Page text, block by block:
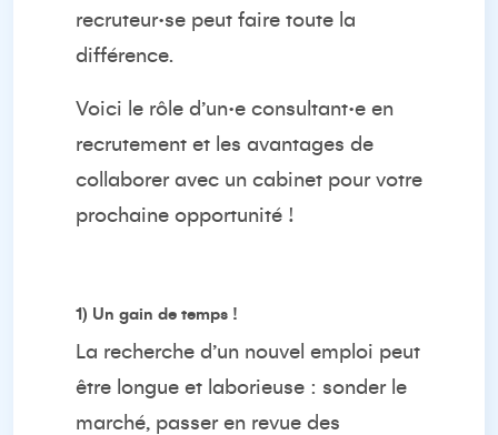
recruteur·se peut faire toute la
différence.
Voici le rôle d’un·e consultant·e en
recrutement et les avantages de
collaborer avec un cabinet pour votre
prochaine opportunité !
1) Un gain de temps !
La recherche d’un nouvel emploi peut
être longue et laborieuse : sonder le
marché, passer en revue des